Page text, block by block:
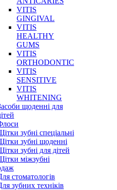
VITIS
GINGIVAL
VITIS
HEALTHY
GUMS
VITIS
ORTHODONTIC
VITIS
SENSITIVE
VITIS
WHITENING
щоденні для
зубні спеціальні
зубні щоденні
зубні для дітей
міжзубні
стоматологів
зубних техніків